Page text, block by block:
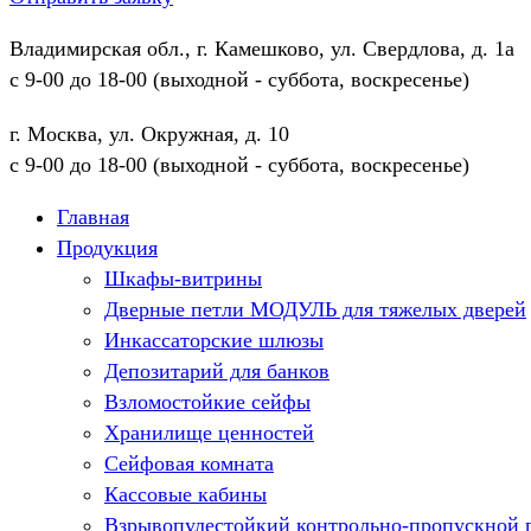
Владимирская обл., г. Камешково, ул. Свердлова, д. 1а
с 9-00 до 18-00 (выходной - суббота, воскресенье)
г. Москва, ул. Окружная, д. 10
с 9-00 до 18-00 (выходной - суббота, воскресенье)
Главная
Продукция
Шкафы-витрины
Дверные петли МОДУЛЬ для тяжелых дверей
Инкассаторские шлюзы
Депозитарий для банков
Взломостойкие сейфы
Хранилище ценностей
Сейфовая комната
Кассовые кабины
Взрывопулестойкий контрольно-пропускной